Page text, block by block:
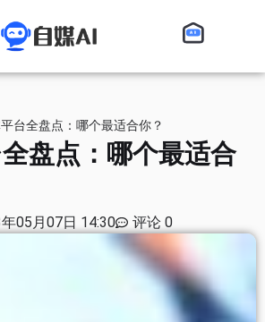
台全盘点：哪个最适合你？
盘点：哪个最适合
05月07日 14:30 评论 0